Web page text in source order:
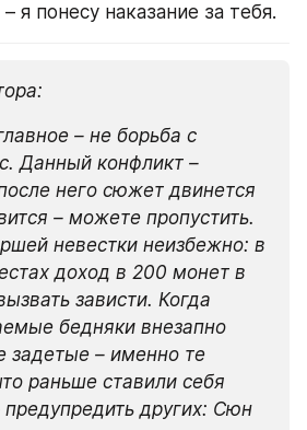
я понесу наказание за тебя.
– не борьба с
Данный конфликт –
него сюжет двинется
– можете пропустить.
невестки неизбежно: в
доход в 200 монет в
зависти. Когда
бедняки внезапно
задетые – именно те
раньше ставили себя
других: Сюн